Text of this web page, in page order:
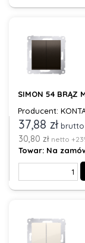
SIMON 54 BRĄZ
Producent:
37,88 zł brutto
30,80 zł netto
Towar: Na